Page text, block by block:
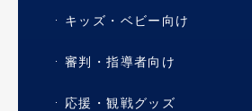
キッズ・ベビー向け
審判・指導者向け
応援・観戦グッズ